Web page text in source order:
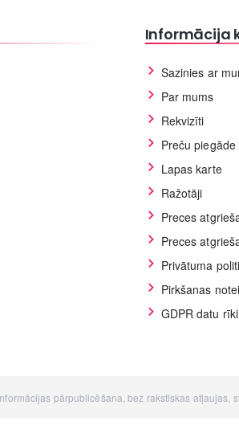
Informācija
Sazinies ar
Par mums
Rekvizīti
Preču
Lapas karte
Ražotāji
Preces
Preces
Privātuma
Pirkšanas
GDPR datu rīki
pārpublicēšana, bez rakstiskas atļaujas,